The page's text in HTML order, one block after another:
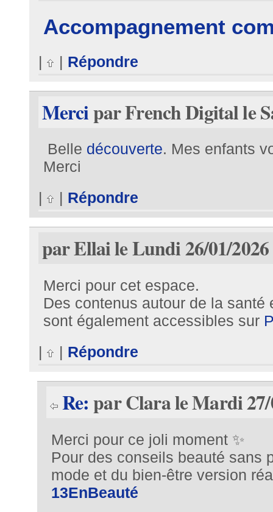
Accompagnement
| | Répondre
Mercipar French Digital le
Belle découverte. Mes enfants
Merci
|
| Répondre
par Ellai le Lundi 26/01/2026
Merci pour cet espace.
Des contenus autour de la
sont également accessibles sur
|
| Répondre
Re:par Clara le Mardi 27/
Merci pour ce joli moment ✨
Pour des conseils beauté sans
mode et du bien-être version
13EnBeauté